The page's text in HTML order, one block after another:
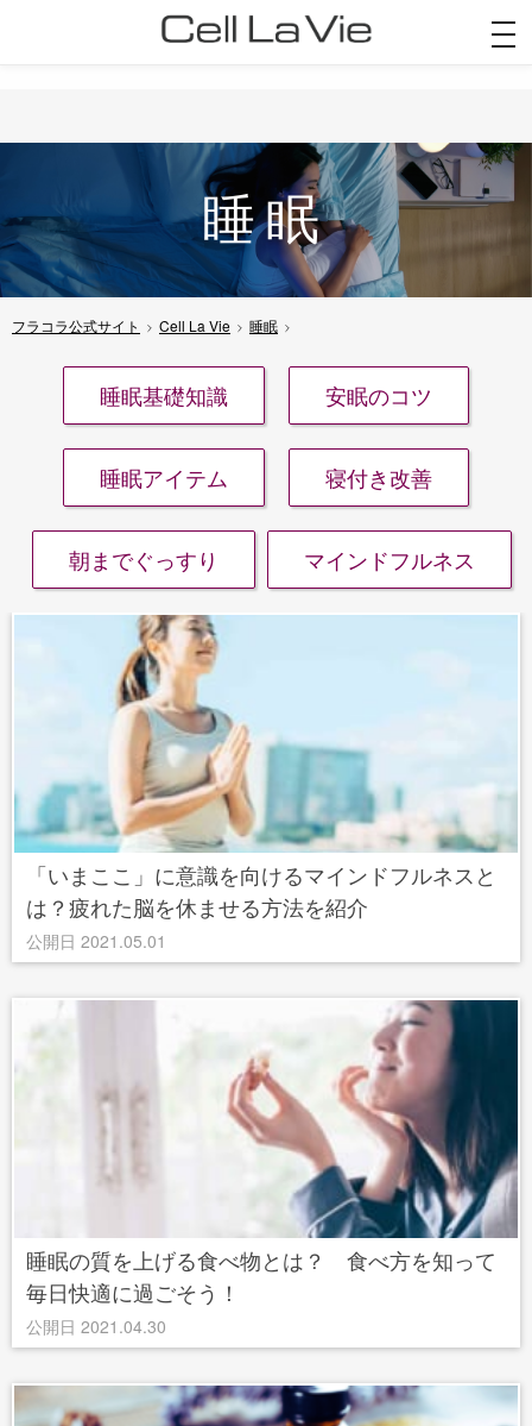
睡眠
フラコラ公式サイト Cell La Vie 睡眠
睡眠基礎知識 安眠のコツ
睡眠アイテム 寝付き改善
朝までぐっすり マインドフルネス
「いまここ」に意識を向けるマインドフルネスと
は？疲れた脳を休ませる方法を紹介
公開日 2021.05.01
睡眠の質を上げる食べ物とは？ 食べ方を知って
毎日快適に過ごそう！
公開日 2021.04.30